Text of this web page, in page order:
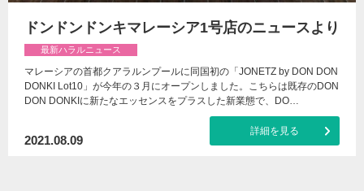
ドンドンドンキマレーシア1号店のニュースより
最新ハラルニュース
マレーシアの首都クアラルンプールに同国初の「JONETZ by DON DON
DONKI Lot10」が今年の３月にオープンしました。こちらは既存のDON
DON DONKIに新たなエッセンスをプラスした新業態で、DO…
2021.08.09
詳細を見る